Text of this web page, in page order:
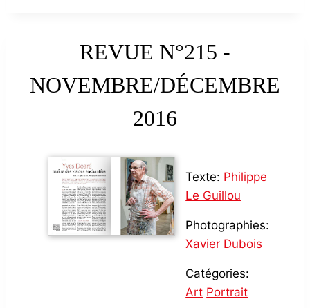
REVUE N°215 -
NOVEMBRE/DÉCEMBRE
2016
Texte: Philippe
Le Guillou
Photographies:
Xavier Dubois
Catégories:
Art Portrait